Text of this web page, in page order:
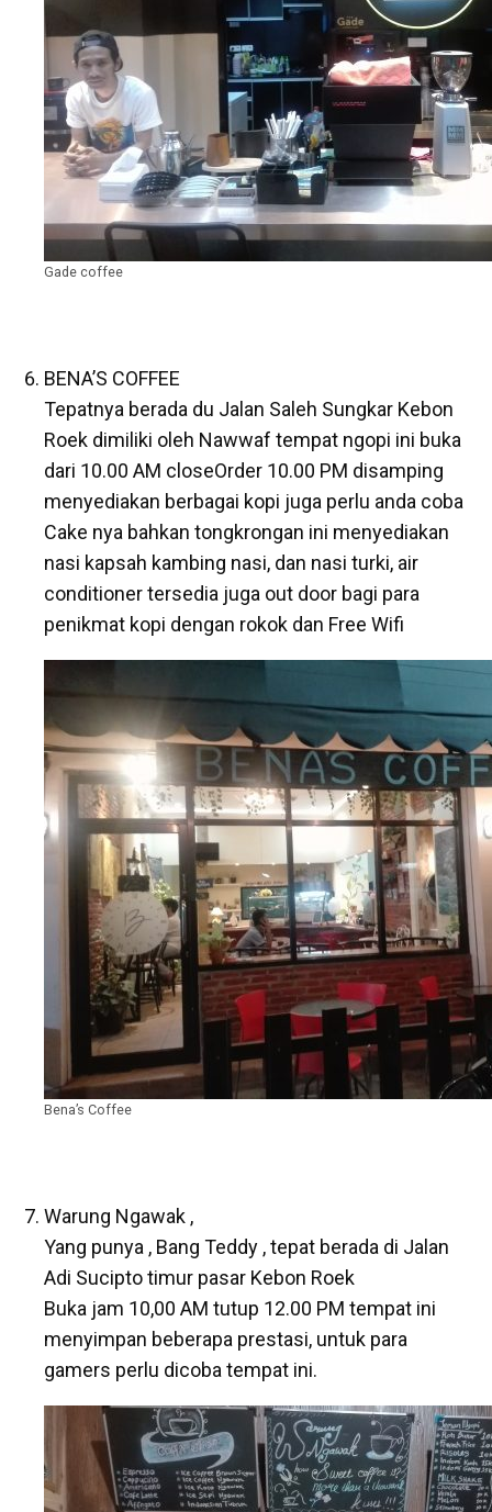
Gade coffee
BENA’S COFFEE
Tepatnya berada du Jalan Saleh Sungkar Kebon
Roek dimiliki oleh Nawwaf tempat ngopi ini buka
dari 10.00 AM closeOrder 10.00 PM disamping
menyediakan berbagai kopi juga perlu anda coba
Cake nya bahkan tongkrongan ini menyediakan
nasi kapsah kambing nasi, dan nasi turki, air
conditioner tersedia juga out door bagi para
penikmat kopi dengan rokok dan Free Wifi
Bena’s Coffee
Warung Ngawak ,
Yang punya , Bang Teddy , tepat berada di Jalan
Adi Sucipto timur pasar Kebon Roek
Buka jam 10,00 AM tutup 12.00 PM tempat ini
menyimpan beberapa prestasi, untuk para
gamers perlu dicoba tempat ini.